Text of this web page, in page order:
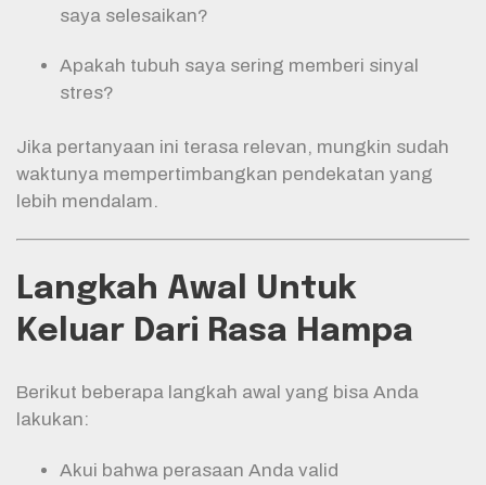
saya selesaikan?
Apakah tubuh saya sering memberi sinyal
stres?
Jika pertanyaan ini terasa relevan, mungkin sudah
waktunya mempertimbangkan pendekatan yang
lebih mendalam.
Langkah Awal Untuk
Keluar Dari Rasa Hampa
Berikut beberapa langkah awal yang bisa Anda
lakukan:
Akui bahwa perasaan Anda valid